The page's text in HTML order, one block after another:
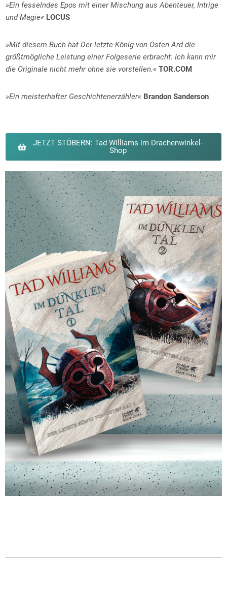
»Ein fesselndes Epos mit einer Mischung aus Abenteuer, Intrige
und Magie« LOCUS
»Mit diesem Buch hat Der letzte König von Osten Ard die
größtmögliche Leistung einer Folgeserie erbracht: Ich kann mir
die Originale nicht mehr ohne sie vorstellen.« TOR.COM
»Ein meisterhafter Geschichtenerzähler« Brandon Sanderson
JETZT STÖBERN: Tad Williams im Drachenwinkel-
Shop